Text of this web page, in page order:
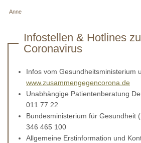
Anne
Infostellen & Hotlines
Coronavirus
Infos vom Gesundheitsministerium
www.zusammengegencorona.de
Unabhängige Patientenberatung
011 77 22
Bundesministerium für Gesundheit
346 465 100
Allgemeine Erstinformation und